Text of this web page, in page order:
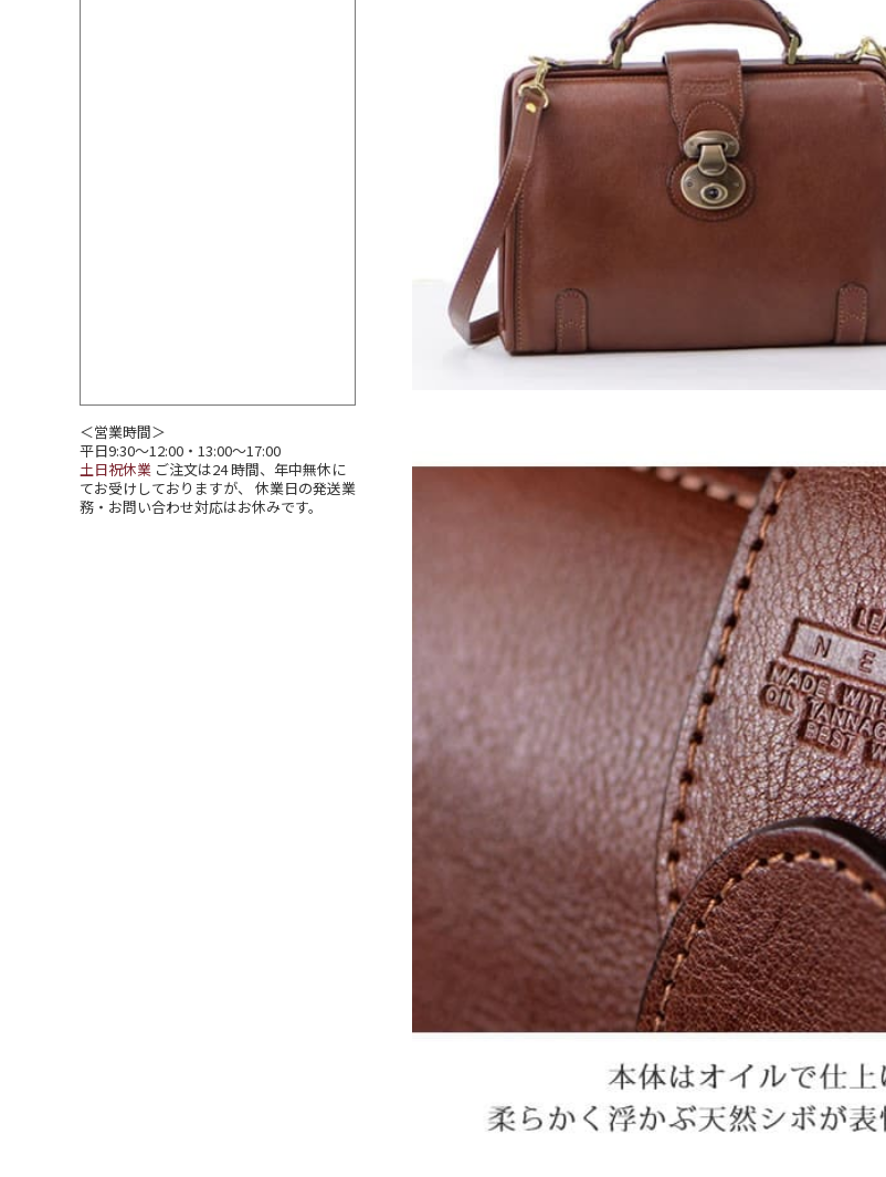
＜営業時間＞
平日9:30～12:00・13:00～17:00
土日祝休業 ご注文は24 時間、年中無休に
てお受けしておりますが、 休業日の発送業
務・お問い合わせ対応はお休みです。